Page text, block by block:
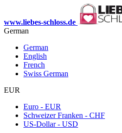
www.liebes-schloss.de
German
German
English
French
Swiss German
EUR
Euro - EUR
Schweizer Franken - CHF
US-Dollar - USD